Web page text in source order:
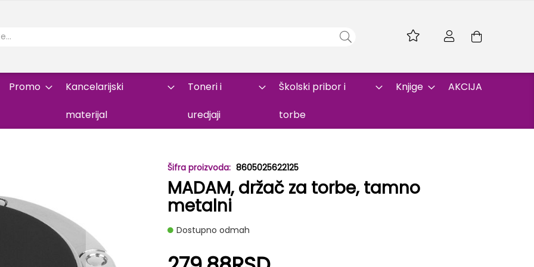
Skip
Promo Kancelarijski
materijal
Toneri i
uredjaji
Školski pribor i
torbe
Knjige AKCIJA
8605025622125
MADAM, držač za torbe, tamno
metalni
Dostupno odmah